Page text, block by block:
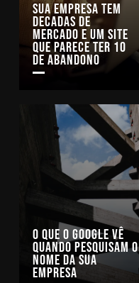
Sua empresa tem
decadas de
mercado e um site
que parece ter 10
de abandono
O que o Google vê
quando pesquisam o
nome da sua
empresa